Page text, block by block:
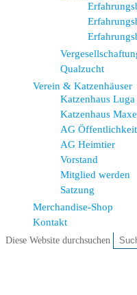
Qualzucht
Verein & Katzenhäuser
Katzenhaus Luga
Katzenhaus
AG
AG Heimtier
Vorstand
Mitglied werden
Satzung
Merchandise-Shop
Kontakt
Diese Website durchsuchen